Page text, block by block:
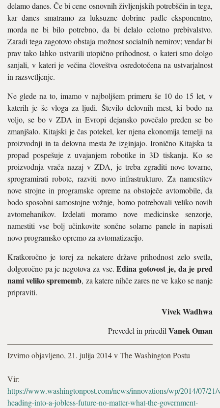
delamo danes. Če bi cene osnovnih življenjskih potrebščin in tega,
kar danes smatramo za luksuzne dobrine padle eksponentno,
morda ne bi bilo potrebno, da bi delalo celotno prebivalstvo.
Zaradi tega zagotovo obstaja možnost socialnih nemirov; vendar bi
prav tako lahko ustvarili utopično prihodnost, o kateri smo dolgo
sanjali, v kateri je večina človeštva osredotočena na ustvarjalnost
in razsvetljenje.
Ne glede na to, imamo v najboljšem primeru še 10 do 15 let, v
katerih je še vloga za ljudi. Število delovnih mest, ki bodo na
voljo, se bo v ZDA in Evropi dejansko povečalo preden se bo
zmanjšalo. Kitajski je čas potekel, ker njena ekonomija temelji na
proizvodnji in ta delovna mesta že izginjajo. Ironično Kitajska ta
propad pospešuje z uvajanjem robotike in 3D tiskanja. Ko se
proizvodnja vrača nazaj v ZDA, je treba zgraditi nove tovarne,
sprogramirati robote, razviti novo infrastrukturo. Za namestitev
nove strojne in programske opreme na obstoječe avtomobile, da
bodo sposobni samostojne vožnje, bomo potrebovali veliko novih
avtomehanikov. Izdelati moramo nove medicinske senzorje,
namestiti vse bolj učinkovite sončne solarne panele in napisati
novo programsko opremo za avtomatizacijo.
Kratkoročno je torej za nekatere države prihodnost zelo svetla,
dolgoročno pa je negotova za vse.Edina gotovost je, da je pred
nami veliko sprememb, za katere nihče zares ne ve kako se nanje
pripraviti.
Vivek Wadhwa
Prevedel in priredil Vanek Oman
Izvirno objavljeno, 21. julija 2014 v The Washington Postu
Vir:
https://www.washingtonpost.com/news/innovations/wp/2014/07/21/
heading-into-a-jobless-future-no-matter-what-the-government-